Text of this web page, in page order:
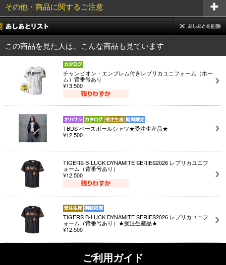
その他・商品に関するご注意
この商品を見た人は、こんな商品も見ています
チャンピオン・エンブレム付きレプリカユニフォーム（ホー
ム）背番号あり
¥13,500
TBDS ベースボールシャツ★受注生産品★
¥12,500
TIGERS B-LUCK DYNAMITE SERIES2026 レプリカユニフ
ォーム（背番号あり）
¥12,500
TIGERS B-LUCK DYNAMITE SERIES2026 レプリカユニフ
ォーム（背番号あり）★受注生産品★
¥12,500
ご利用ガイド